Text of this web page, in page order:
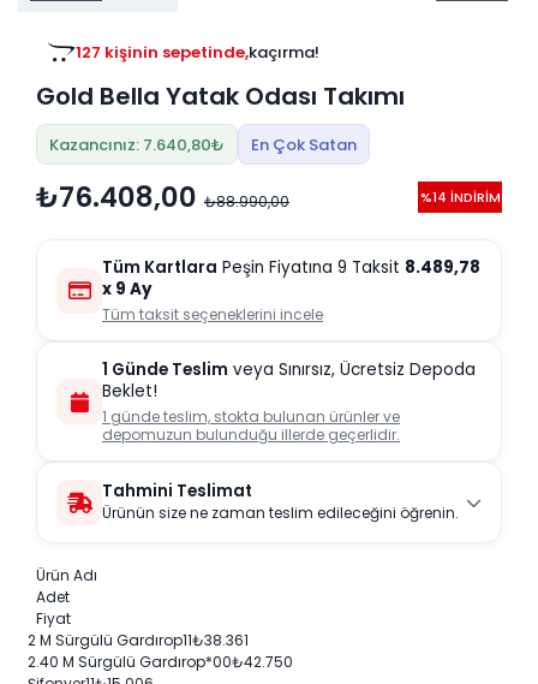
127 kişinin sepetinde, kaçırma!
42 kişinin favorisinde,
Gold Bella Yatak Odası Takımı
Kazancınız: 7.640,80₺ En Çok Satan
₺76.408,00 ₺88.990,00 %14 İNDİRİM
Tüm Kartlara Peşin Fiyatına 9 Taksit 8.489,78
x 9 Ay
Tüm taksit seçeneklerini incele
1 Günde Teslim veya Sınırsız, Ücretsiz Depoda
Beklet!
1 günde teslim, stokta bulunan ürünler ve
depomuzun bulunduğu illerde geçerlidir.
Tahmini Teslimat
Ürünün size ne zaman teslim edileceğini öğrenin.
Ürün Adı
Adet
Fiyat
2 M Sürgülü Gardırop11₺38.361
2.40 M Sürgülü Gardırop*00₺42.750
Üniteleri/Sehpaları
Orta Sehpa
Zigon Sehpa
Orta Puflar
Puf Modelleri
Baza
Çalışma Masası
Duvar Rafı
Kitaplık
Oyun ve Aktivite
Masa Setleri
Tablo